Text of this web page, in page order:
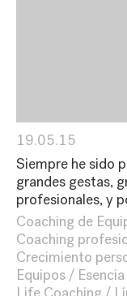
19.05.15
Siempre he sido
grandes gestas,
profesionales, y
Coaching de
Coaching
Crecimiento
Equipos
Esencia